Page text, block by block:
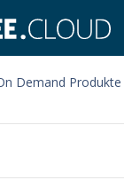
Demand Produkte